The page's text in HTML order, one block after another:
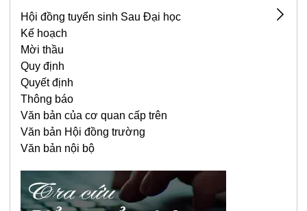
Hội đồng tuyển sinh Sau Đại học
Biên bản
Kế hoạch
Mời thầu
Quy định
Quyết định
Thông báo
Văn bản của cơ quan cấp trên
Văn bản Hội đồng trường
Văn bản nội bộ